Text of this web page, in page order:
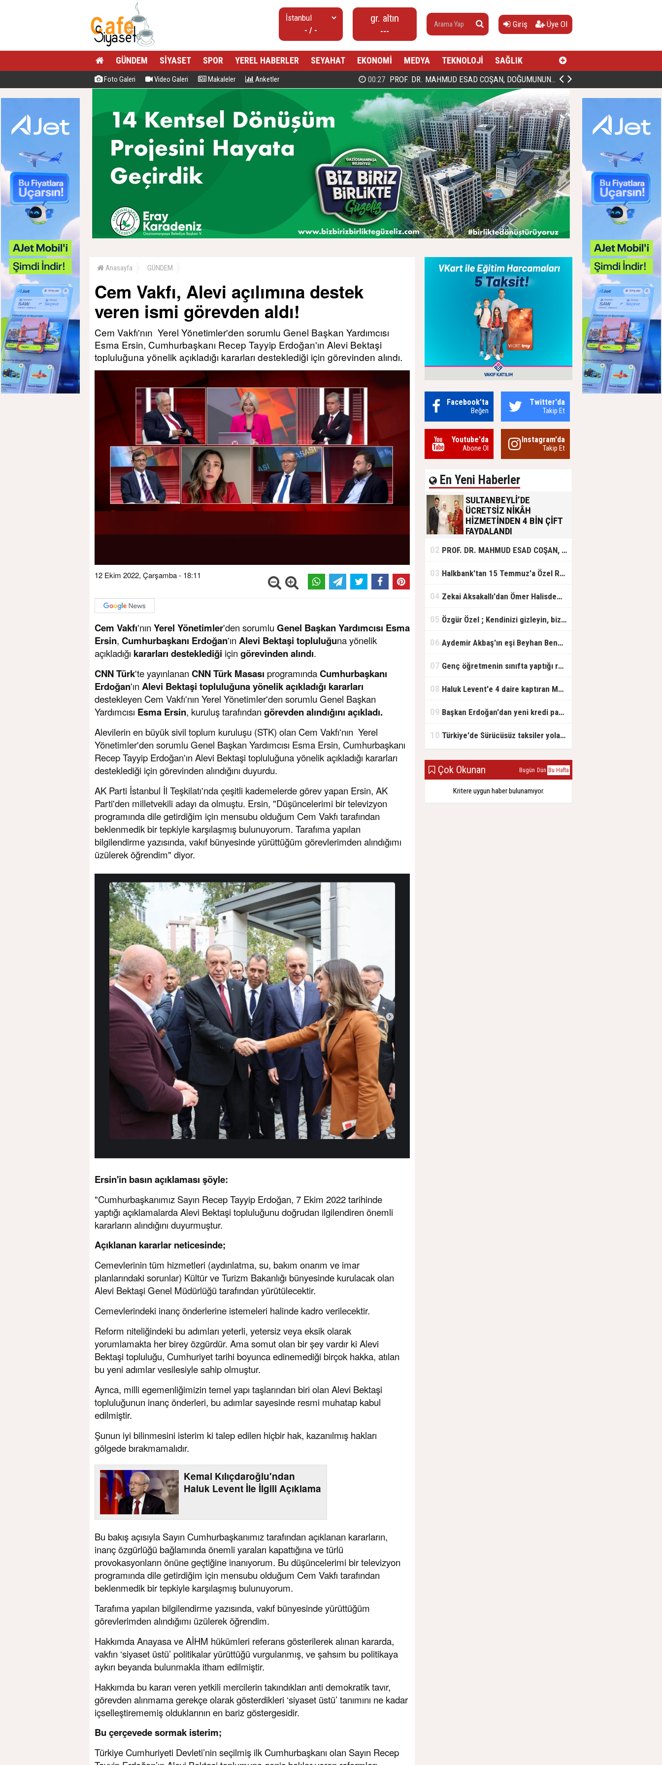
- / -
gr. altın
---
Giriş Üye Ol
GÜNDEM SİYASET SPOR YEREL HABERLER SEYAHAT EKONOMİ MEDYA TEKNOLOJİ SAĞLIK
Foto Galeri Video Galeri Makaleler Anketler 00:27 PROF. DR. MAHMUD ESAD COŞAN, DOĞUMUNUN HİCRÎ 91. YILINDA ELAZIĞ'DA YÂD EDİLECEK
Anasayfa GÜNDEM
Cem Vakfı, Alevi açılımına destek
veren ismi görevden aldı!
Cem Vakfı'nın Yerel Yönetimler'den sorumlu Genel Başkan Yardımcısı
Esma Ersin, Cumhurbaşkanı Recep Tayyip Erdoğan'ın Alevi Bektaşi
topluluğuna yönelik açıkladığı kararları desteklediği için görevinden alındı.
12 Ekim 2022, Çarşamba - 18:11
Cem Vakfı'nın Yerel Yönetimler'den sorumlu Genel Başkan Yardımcısı Esma
Ersin, Cumhurbaşkanı Erdoğan'ın Alevi Bektaşi topluluğuna yönelik
açıkladığı kararları desteklediği için görevinden alındı.
CNN Türk'te yayınlanan CNN Türk Masası programındaCumhurbaşkanı
Erdoğan'ın Alevi Bektaşi topluluğuna yönelik açıkladığı kararları
destekleyen Cem Vakfı'nın Yerel Yönetimler'den sorumlu Genel Başkan
Yardımcısı Esma Ersin, kuruluş tarafından görevden alındığını açıkladı.
Alevilerin en büyük sivil toplum kuruluşu (STK) olan Cem Vakfı'nın Yerel
Yönetimler'den sorumlu Genel Başkan Yardımcısı Esma Ersin, Cumhurbaşkanı
Recep Tayyip Erdoğan'ın Alevi Bektaşi topluluğuna yönelik açıkladığı kararları
desteklediği için görevinden alındığını duyurdu.
AK Parti İstanbul İl Teşkilatı'nda çeşitli kademelerde görev yapan Ersin, AK
Parti'den milletvekili adayı da olmuştu. Ersin, "Düşüncelerimi bir televizyon
programında dile getirdiğim için mensubu olduğum Cem Vakfı tarafından
beklenmedik bir tepkiyle karşılaşmış bulunuyorum. Tarafıma yapılan
bilgilendirme yazısında, vakıf bünyesinde yürüttüğüm görevlerimden alındığımı
üzülerek öğrendim" diyor.
Ersin'in basın açıklaması şöyle:
"Cumhurbaşkanımız Sayın Recep Tayyip Erdoğan, 7 Ekim 2022 tarihinde
yaptığı açıklamalarda Alevi Bektaşi topluluğunu doğrudan ilgilendiren önemli
kararların alındığını duyurmuştur.
Açıklanan kararlar neticesinde;
Cemevlerinin tüm hizmetleri (aydınlatma, su, bakım onarım ve imar
planlarındaki sorunlar) Kültür ve Turizm Bakanlığı bünyesinde kurulacak olan
Alevi Bektaşi Genel Müdürlüğü tarafından yürütülecektir.
Cemevlerindeki inanç önderlerine istemeleri halinde kadro verilecektir.
Reform niteliğindeki bu adımları yeterli, yetersiz veya eksik olarak
yorumlamakta her birey özgürdür. Ama somut olan bir şey vardır ki Alevi
Bektaşi topluluğu, Cumhuriyet tarihi boyunca edinemediği birçok hakka, atılan
bu yeni adımlar vesilesiyle sahip olmuştur.
Ayrıca, milli egemenliğimizin temel yapı taşlarından biri olan Alevi Bektaşi
topluluğunun inanç önderleri, bu adımlar sayesinde resmi muhatap kabul
edilmiştir.
Şunun iyi bilinmesini isterim ki talep edilen hiçbir hak, kazanılmış hakları
gölgede bırakmamalıdır.
Kemal Kılıçdaroğlu'ndan
Haluk Levent İle İlgili Açıklama
Bu bakış açısıyla Sayın Cumhurbaşkanımız tarafından açıklanan kararların,
inanç özgürlüğü bağlamında önemli yaraları kapattığına ve türlü
provokasyonların önüne geçtiğine inanıyorum. Bu düşüncelerimi bir televizyon
programında dile getirdiğim için mensubu olduğum Cem Vakfı tarafından
beklenmedik bir tepkiyle karşılaşmış bulunuyorum.
Tarafıma yapılan bilgilendirme yazısında, vakıf bünyesinde yürüttüğüm
görevlerimden alındığımı üzülerek öğrendim.
Hakkımda Anayasa ve AİHM hükümleri referans gösterilerek alınan kararda,
vakfın ‘siyaset üstü’ politikalar yürüttüğü vurgulanmış, ve şahsım bu politikaya
aykırı beyanda bulunmakla itham edilmiştir.
Hakkımda bu kararı veren yetkili mercilerin takındıkları anti demokratik tavır,
görevden alınmama gerekçe olarak gösterdikleri ‘siyaset üstü’ tanımını ne kadar
içselleştirememiş olduklarının en bariz göstergesidir.
Bu çerçevede sormak isterim;
Türkiye Cumhuriyeti Devleti’nin seçilmiş ilk Cumhurbaşkanı olan Sayın Recep
Facebook'ta
Beğen
Twitter'da
Takip Et
Youtube'da
Abone Ol
Instagram'da
Takip Et
En Yeni Haberler
SULTANBEYLİ’DE
ÜCRETSİZ NİKÂH
HİZMETİNDEN 4 BİN ÇİFT
FAYDALANDI
olan gençlere destek amacıyla
başlattığı ücretsiz nikâh hizmetini
başlattıklarını belirten Sultanbeyli
ücretsiz hizmet vermenin
02 PROF. DR. MAHMUD ESAD COŞAN, DOĞUMUNUN HİCRÎ 91. YILINDA ELAZIĞ'DA YÂD EDİLECEK
03 Halkbank'tan 15 Temmuz'a Özel Reklam Filmi: "İrade Bizim, Zafer Bizim"
04 Zekai Aksakallı'dan Ömer Halisdemir'e 'vefa' ziyareti!
05 Özgür Özel ; Kendinizi gizleyin, bizden işaret bekleyin
06 Aydemir Akbaş'ın eşi Beyhan Benek Akbaş hayatını kaybetti
07 Genç öğretmenin sınıfta yaptığı rezil paylaşım
08 Haluk Levent'e 4 daire kaptıran Müteahhit soluğu savcılıkta aldı
09 Başkan Erdoğan'dan yeni kredi paketi müjdesi: 6 ay geri ödemesiz, 36 ay vadeli
10 Türkiye'de Sürücüsüz taksiler yola çıkmaya hazırlanıyor
Çok Okunan Bugün Dün Bu Hafta
Kritere uygun haber bulunamıyor.